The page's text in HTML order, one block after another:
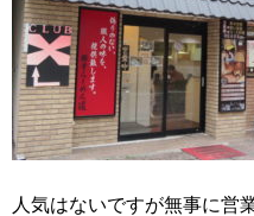
人気はないですが無事に営